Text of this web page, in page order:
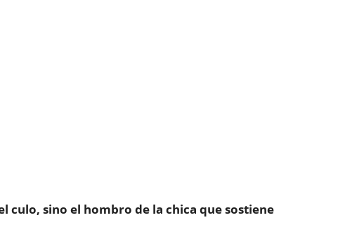
culo, sino el hombro de la chica que sostiene